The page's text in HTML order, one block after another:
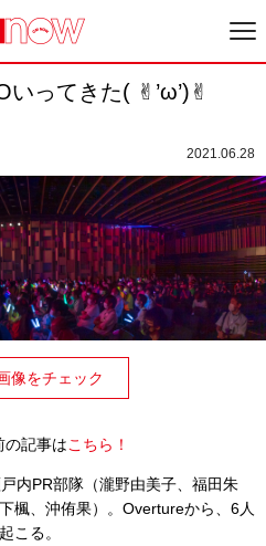
いってきた( ✌︎’ω’)✌︎
2021.06.28
像をチェック
の記事はこちら！
内PR部隊（瀧野由美子、福田朱
楓、沖侑果）。Overtureから、6人
こる。